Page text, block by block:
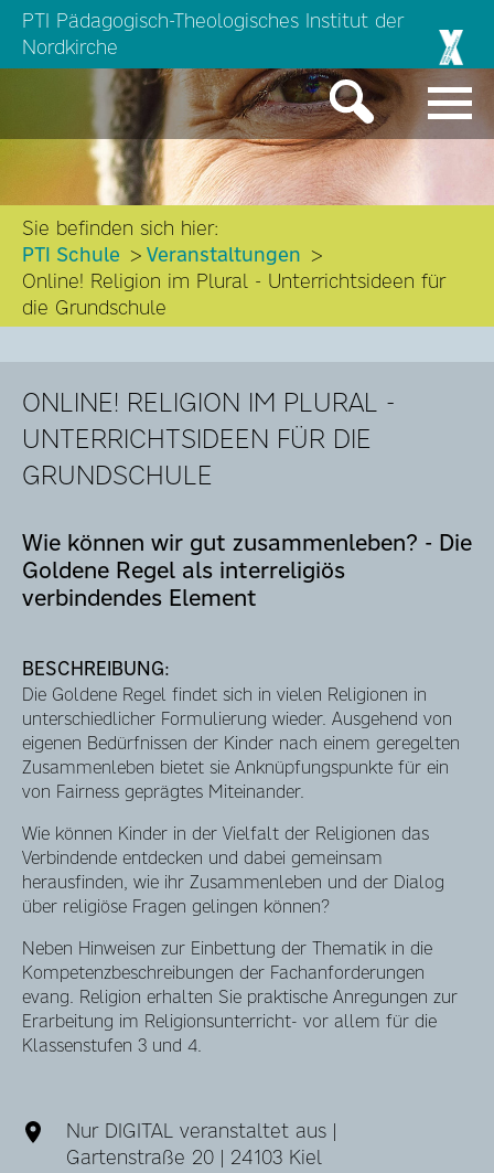
PTI Pädagogisch-Theologisches Institut der
Nordkirche
Sie befinden sich hier:
PTI Schule
Veranstaltungen
Online! Religion im Plural - Unterrichtsideen für
die Grundschule
ONLINE! RELIGION IM PLURAL -
UNTERRICHTSIDEEN FÜR DIE
GRUNDSCHULE
Wie können wir gut zusammenleben? - Die
Goldene Regel als interreligiös
verbindendes Element
BESCHREIBUNG:
Die Goldene Regel findet sich in vielen Religionen in
unterschiedlicher Formulierung wieder. Ausgehend von
eigenen Bedürfnissen der Kinder nach einem geregelten
Zusammenleben bietet sie Anknüpfungspunkte für ein
von Fairness geprägtes Miteinander.
Wie können Kinder in der Vielfalt der Religionen das
Verbindende entdecken und dabei gemeinsam
herausfinden, wie ihr Zusammenleben und der Dialog
über religiöse Fragen gelingen können?
Neben Hinweisen zur Einbettung der Thematik in die
Kompetenzbeschreibungen der Fachanforderungen
evang. Religion erhalten Sie praktische Anregungen zur
Erarbeitung im Religionsunterricht- vor allem für die
Klassenstufen 3 und 4.
Nur DIGITAL veranstaltet aus |
Gartenstraße 20 | 24103 Kiel